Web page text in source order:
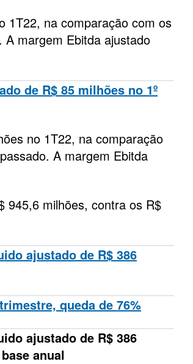
1T22, na comparação com os
margem Ebitda ajustado
de R$ 85 milhões no 1º
no 1T22, na comparação
A margem Ebitda
945,6 milhões, contra os R$
ajustado de R$ 386
queda de 76%
ajustado de R$ 386
anual